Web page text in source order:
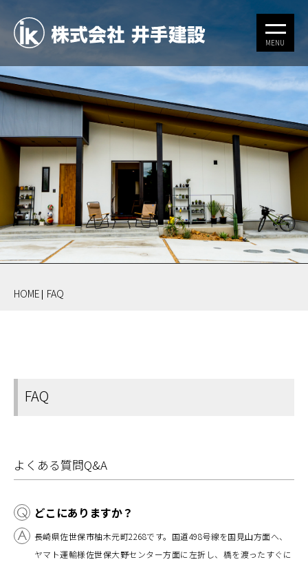
HOME FAQ
FAQ
よくある質問Q&A
どこにありますか？
長崎県佐世保市柚木元町2268です。国道498号線を国見山方面へ、
ヤマト運輸様佐世保大野センター方面に左折し、橋を渡ったすぐに